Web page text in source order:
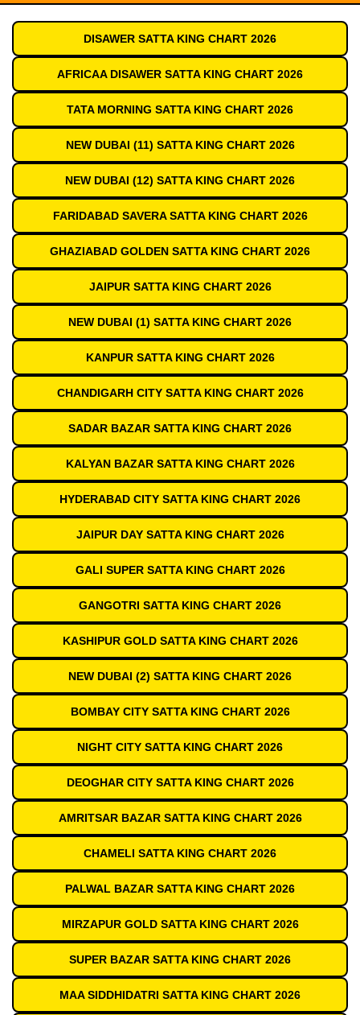
DISAWER SATTA KING CHART 2026
AFRICAA DISAWER SATTA KING CHART 2026
TATA MORNING SATTA KING CHART 2026
NEW DUBAI (11) SATTA KING CHART 2026
NEW DUBAI (12) SATTA KING CHART 2026
FARIDABAD SAVERA SATTA KING CHART 2026
GHAZIABAD GOLDEN SATTA KING CHART 2026
JAIPUR SATTA KING CHART 2026
NEW DUBAI (1) SATTA KING CHART 2026
KANPUR SATTA KING CHART 2026
CHANDIGARH CITY SATTA KING CHART 2026
SADAR BAZAR SATTA KING CHART 2026
KALYAN BAZAR SATTA KING CHART 2026
HYDERABAD CITY SATTA KING CHART 2026
JAIPUR DAY SATTA KING CHART 2026
GALI SUPER SATTA KING CHART 2026
GANGOTRI SATTA KING CHART 2026
KASHIPUR GOLD SATTA KING CHART 2026
NEW DUBAI (2) SATTA KING CHART 2026
BOMBAY CITY SATTA KING CHART 2026
NIGHT CITY SATTA KING CHART 2026
DEOGHAR CITY SATTA KING CHART 2026
AMRITSAR BAZAR SATTA KING CHART 2026
CHAMELI SATTA KING CHART 2026
PALWAL BAZAR SATTA KING CHART 2026
MIRZAPUR GOLD SATTA KING CHART 2026
SUPER BAZAR SATTA KING CHART 2026
MAA SIDDHIDATRI SATTA KING CHART 2026